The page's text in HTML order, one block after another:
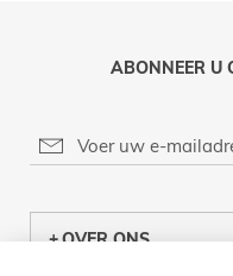
ABONNEER U
OVER ONS